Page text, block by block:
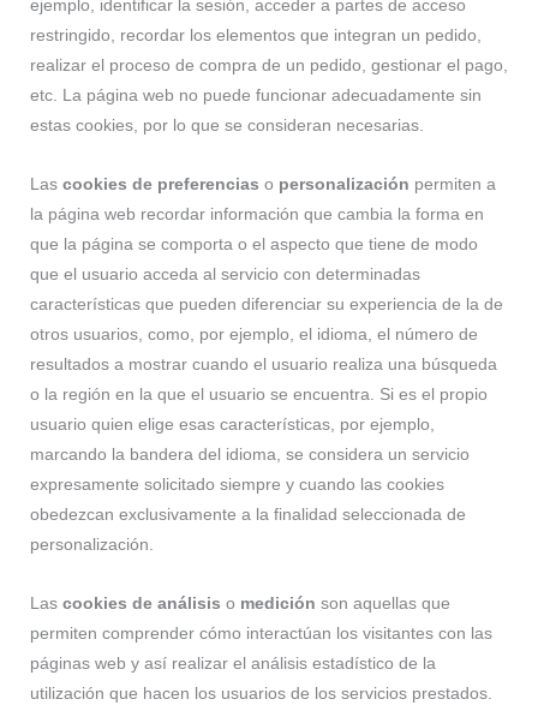
ejemplo, identificar la sesión, acceder a partes de acceso
restringido, recordar los elementos que integran un pedido,
realizar el proceso de compra de un pedido, gestionar el pago,
etc. La página web no puede funcionar adecuadamente sin
estas cookies, por lo que se consideran necesarias.
Las cookies de preferencias o personalización permiten a
la página web recordar información que cambia la forma en
que la página se comporta o el aspecto que tiene de modo
que el usuario acceda al servicio con determinadas
características que pueden diferenciar su experiencia de la de
otros usuarios, como, por ejemplo, el idioma, el número de
resultados a mostrar cuando el usuario realiza una búsqueda
o la región en la que el usuario se encuentra. Si es el propio
usuario quien elige esas características, por ejemplo,
marcando la bandera del idioma, se considera un servicio
expresamente solicitado siempre y cuando las cookies
obedezcan exclusivamente a la finalidad seleccionada de
personalización.
Las cookies de análisis o medición son aquellas que
permiten comprender cómo interactúan los visitantes con las
páginas web y así realizar el análisis estadístico de la
utilización que hacen los usuarios de los servicios prestados.